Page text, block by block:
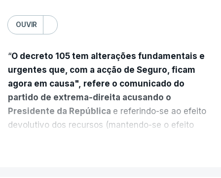
OUVIR
“O decreto 105 tem alterações fundamentais e
urgentes que, com a acção de Seguro, ficam
agora em causa", refere o comunicado do
partido de extrema-direita acusando o
Presidente da República e referindo-se ao efeito
devolutivo dos recursos (mantendo-se o efeito